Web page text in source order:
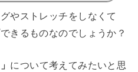
やストレッチをしなくて
きるものなのでしょうか？
について考えてみたいと思